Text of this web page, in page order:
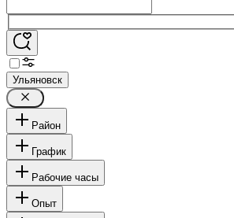
Ульяновск
Район
График
Рабочие часы
Опыт